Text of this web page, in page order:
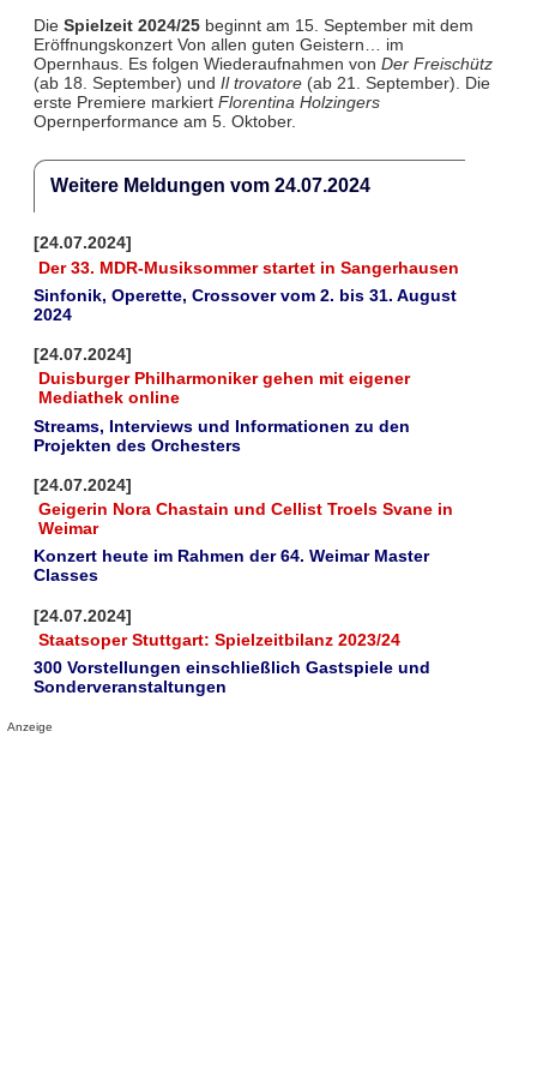
Die Spielzeit 2024/25beginnt am 15. September mit dem
Eröffnungskonzert Von allen guten Geistern… im
Opernhaus. Es folgen Wiederaufnahmen von Der Freischütz
(ab 18. September) und Il trovatore (ab 21. September). Die
erste Premiere markiert Florentina Holzingers
Opernperformance am 5. Oktober.
Weitere Meldungen vom 24.07.2024
[24.07.2024]
Der 33. MDR-Musiksommer startet in Sangerhausen
Sinfonik, Operette, Crossover vom 2. bis 31. August
2024
[24.07.2024]
Duisburger Philharmoniker gehen mit eigener
Mediathek online
Streams, Interviews und Informationen zu den
Projekten des Orchesters
[24.07.2024]
Geigerin Nora Chastain und Cellist Troels Svane in
Weimar
Konzert heute im Rahmen der 64. Weimar Master
Classes
[24.07.2024]
Staatsoper Stuttgart: Spielzeitbilanz 2023/24
300 Vorstellungen einschließlich Gastspiele und
Sonderveranstaltungen
Anzeige